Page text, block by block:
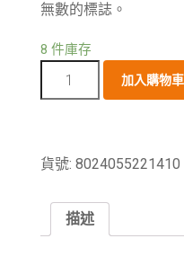
無數的標誌。
8 件庫存
加入購物車
貨號: 8024055221410
描述